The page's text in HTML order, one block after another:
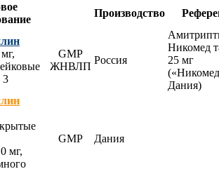
Производство
3
GMP
ЖНВЛП
Россия
Никомед
25 мг
Дания)
мг,
GMP Дания